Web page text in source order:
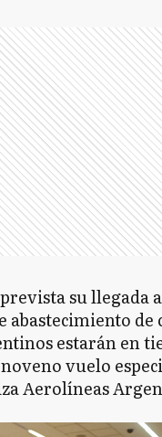
su llegada
abastecimiento
estarán en
vuelo
Aerolíneas